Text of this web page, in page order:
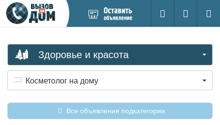
новое
Поиск
Вход на
Здоровье и красота
Косметолог на дому
Все объявления подкатегории